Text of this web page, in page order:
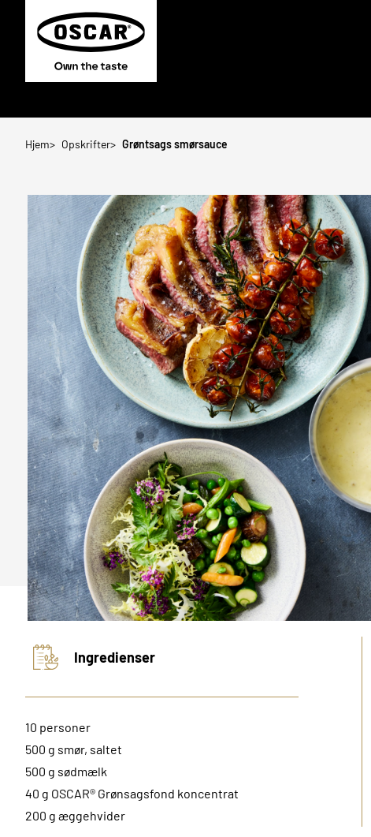
Hjem Opskrifter Grøntsags smørsauce
Ingredienser
10 personer
500 g smør, saltet
500 g sødmælk
40 g OSCAR® Grønsagsfond koncentrat
200 g æggehvider